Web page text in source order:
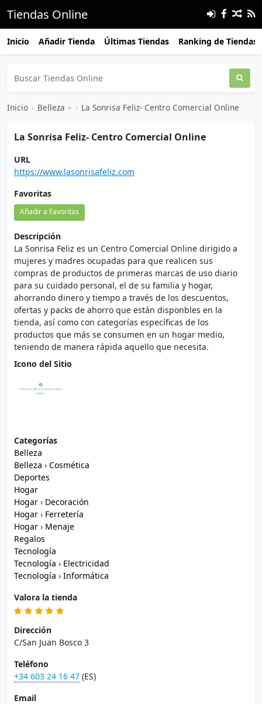
Tiendas Online
Inicio Añadir Tienda Últimas Tiendas Ranking de Tiendas
Inicio › Belleza › La Sonrisa Feliz- Centro Comercial Online
La Sonrisa Feliz- Centro Comercial Online
URL
https://www.lasonrisafeliz.com
Favoritas
Añadir a Favoritas
Descripción
La Sonrisa Feliz es un Centro Comercial Online dirigido a
mujeres y madres ocupadas para que realicen sus
compras de productos de primeras marcas de uso diario
para su cuidado personal, el de su familia y hogar,
ahorrando dinero y tiempo a través de los descuentos,
ofertas y packs de ahorro que están disponbles en la
tienda, así como con categorías específicas de los
productos que más se consumen en un hogar medio,
teniendo de manera rápida aquello que necesita.
Icono del Sitio
Categorías
Belleza
Belleza › Cosmética
Deportes
Hogar
Hogar › Decoración
Hogar › Ferretería
Hogar › Menaje
Regalos
Tecnología
Tecnología › Electricidad
Tecnología › Informática
Valora la tienda
Dirección
C/San Juan Bosco 3
Teléfono
+34 603 24 16 47 (ES)
Email